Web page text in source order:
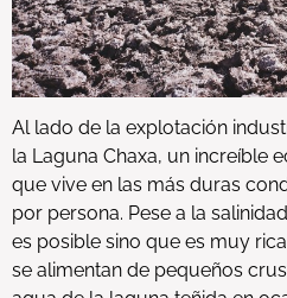
Al lado de la explotación
la Laguna Chaxa, un increíble
que vive en las más duras
por persona. Pese a la
es posible sino que es muy
se alimentan de pequeños